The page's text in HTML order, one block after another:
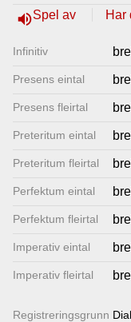
volume_upSpel av Har
Infinitiv
Presens eintal
Presens fleirtal
Preteritum eintal
Preteritum fleirtal
Perfektum eintal
Perfektum fleirtal
Imperativ eintal
Imperativ fleirtal
Registrerings­grunn